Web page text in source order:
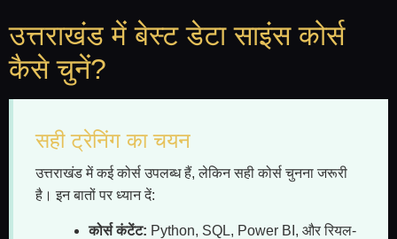
उत्तराखंड में बेस्ट डेटा साइंस कोर्स
कैसे चुनें?
सही ट्रेनिंग का चयन
उत्तराखंड में कई कोर्स उपलब्ध हैं, लेकिन सही कोर्स चुनना जरूरी
है। इन बातों पर ध्यान दें:
कोर्स कंटेंट: Python, SQL, Power BI, और रियल-